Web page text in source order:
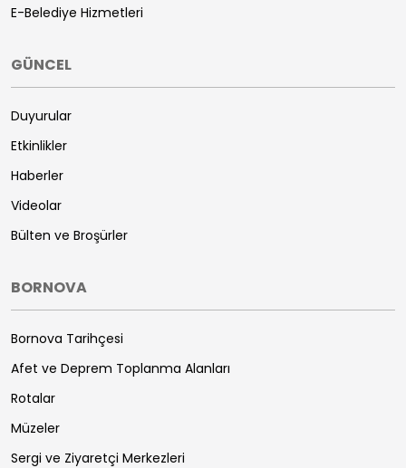
E-Belediye Hizmetleri
GÜNCEL
Duyurular
Etkinlikler
Haberler
Videolar
Bülten ve Broşürler
BORNOVA
Bornova Tarihçesi
Afet ve Deprem Toplanma Alanları
Rotalar
Müzeler
Sergi ve Ziyaretçi Merkezleri